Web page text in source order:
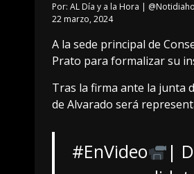
Por: AL Día y a la Hora |
22 marzo, 2024
A la sede principal de
Prato para formalizar su
Tras la firma ante la junta
de Alvarado será
#EnVideo
|